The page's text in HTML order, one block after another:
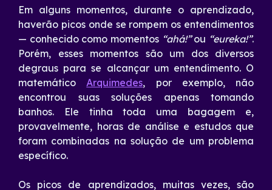
Em alguns momentos, durante o aprendizado,
haverão picos onde se rompem os entendimentos
— conhecido como momentos “ahá!”ou “eureka!”.
Porém, esses momentos são um dos diversos
degraus para se alcançar um entendimento. O
matemáticoArquimedes, por exemplo, não
encontrou suas soluções apenas tomando
banhos. Ele tinha toda uma bagagem e,
provavelmente, horas de análise e estudos que
foram combinadas na solução de um problema
específico.
Os picos de aprendizados, muitas vezes, são